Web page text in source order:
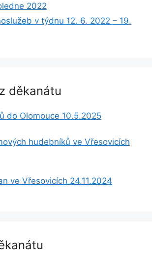
2022
v týdnu 12. 6. 2022 – 19.
děkanátu
do Olomouce 10.5.2025
hudebníků ve Vřesovicích
ve Vřesovicích 24.11.2024